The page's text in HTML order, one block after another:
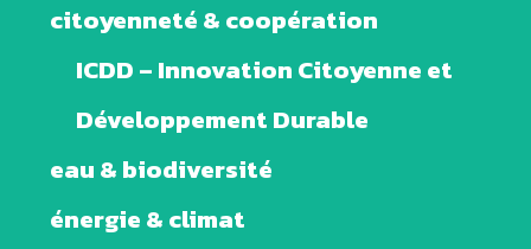
citoyenneté & coopération
ICDD – Innovation Citoyenne et
Développement Durable
eau & biodiversité
énergie & climat